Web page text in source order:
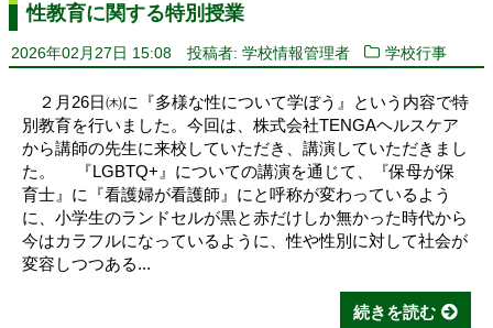
性教育に関する特別授業
2026年02月27日 15:08 投稿者: 学校情報管理者 学校行事
２月26日㈭に『多様な性について学ぼう』という内容で特
別教育を行いました。今回は、株式会社TENGAヘルスケア
から講師の先生に来校していただき、講演していただきまし
た。 『LGBTQ+』についての講演を通じて、『保母が保
育士』に『看護婦が看護師』にと呼称が変わっているよう
に、小学生のランドセルが黒と赤だけしか無かった時代から
今はカラフルになっているように、性や性別に対して社会が
変容しつつある...
続きを読む